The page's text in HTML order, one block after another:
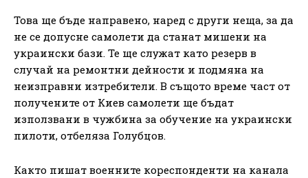
Това ще бъде направено, наред с други неща, за да
не се допусне самолети да станат мишени на
украински бази. Те ще служат като резерв в
случай на ремонтни дейности и подмяна на
неизправни изтребители. В същото време част от
получените от Киев самолети ще бъдат
използвани в чужбина за обучение на украински
пилоти, отбеляза Голубцов.
Както пишат военните кореспонденти на канала